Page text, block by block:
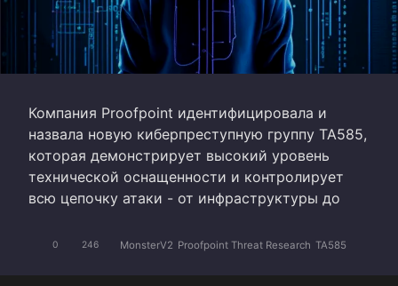
Компания Proofpoint идентифицировала и
назвала новую киберпреступную группу TA585,
которая демонстрирует высокий уровень
технической оснащенности и контролирует
всю цепочку атаки - от инфраструктуры до
0 246 MonsterV2 Proofpoint Threat Research TA585